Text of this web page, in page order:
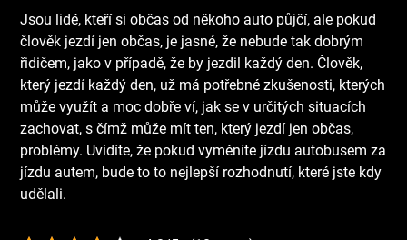
Jsou lidé, kteří si občas od někoho auto půjčí, ale pokud
člověk jezdí jen občas, je jasné, že nebude tak dobrým
řidičem, jako v případě, že by jezdil každý den. Člověk,
který jezdí každý den, už má potřebné zkušenosti, kterých
může využít a moc dobře ví, jak se v určitých situacích
zachovat, s čímž může mít ten, který jezdí jen občas,
problémy. Uvidíte, že pokud vyměníte jízdu autobusem za
jízdu autem, bude to to nejlepší rozhodnutí, které jste kdy
udělali.